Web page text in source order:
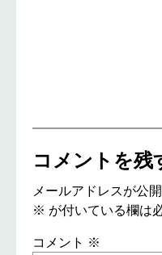
コメントを残
メールアドレスが公
※ が付いている欄は
コメント ※